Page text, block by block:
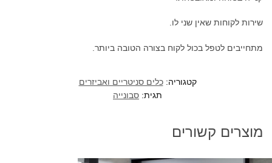
שירות לקוחות שאין שני לו.
מתחייבים לטפל בכול לקוח בצורה הטובה ביותר.
קטגוריה:כלים סניטריים ואביזרים
תגית: סבונייה
מוצרים קשורים